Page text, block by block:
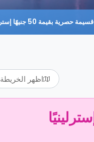
بقيمة 50 جنيهًا إسترلينيًا
اظهر الخريطة